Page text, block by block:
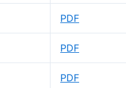
PDF
PDF
PDF